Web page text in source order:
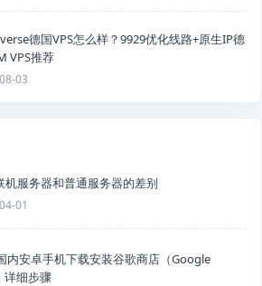
德国VPS怎么样？9929优化线路+原生IP德
VPS推荐
03
机服务器和普通服务器的差别
01
内安卓手机下载安装谷歌商店（Google
详细步骤